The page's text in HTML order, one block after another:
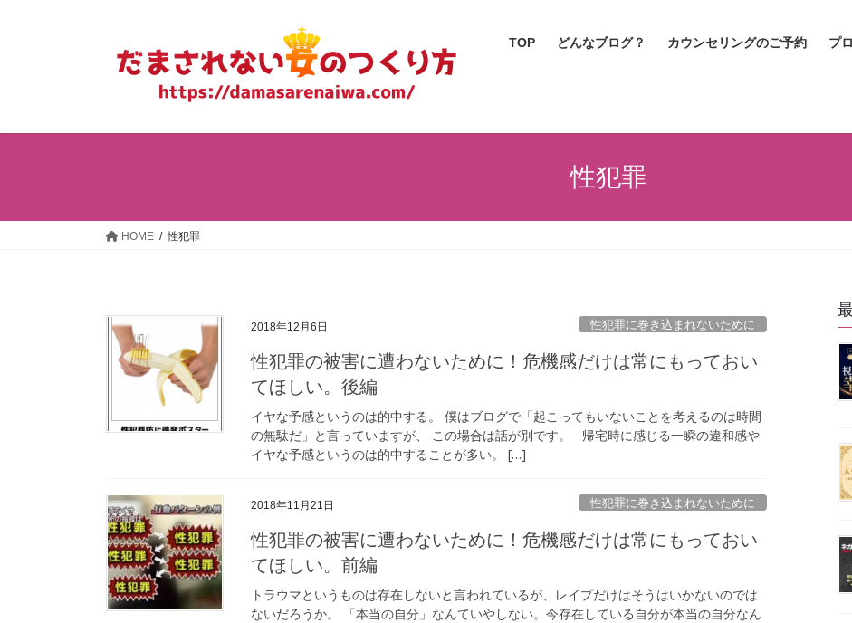
TOP どんなブログ？ カウンセリングのご予約 プ
性犯罪
HOME 性犯罪
2018年12月6日 性犯罪に巻き込まれないために
性犯罪の被害に遭わないために！危機感だけは常にもっておい
てほしい。後編
イヤな予感というのは的中する。 僕はブログで「起こってもいないことを考えるのは時間
の無駄だ」と言っていますが、 この場合は話が別です。 帰宅時に感じる一瞬の違和感や
イヤな予感というのは的中することが多い。 […]
2018年11月21日 性犯罪に巻き込まれないために
性犯罪の被害に遭わないために！危機感だけは常にもっておい
てほしい。前編
トラウマというものは存在しないと言われているが、レイプだけはそうはいかないのでは
ないだろうか。 「本当の自分」なんていやしない。今存在している自分が本当の自分なん